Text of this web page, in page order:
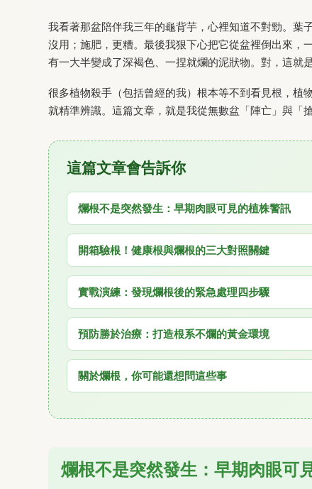
我看著那盆陪伴我三年的龜背芋，心裡知道不對勁。葉
沒用；施肥，更糟。最後我狠下心把它從盆裡倒出來，
有一大半變成了深褐色、一捏就爛的泥狀物。對，這就
很多植物殺手（包括曾經的我）根本等不到看見根，植
就精準辨識。這篇文章，就是我從無數盆「陣亡」與「
這篇文章會告訴你
爛根不是突然發生：早期肉眼可見的植株警訊
開箱驗根！健康根與爛根的三大對照關鍵
實戰演練：發現爛根後的緊急處理四步驟
預防勝於治療：打造根系不爛的黃金環境
關於爛根，你可能還想問這些事
爛根不是突然發生：早期肉眼可